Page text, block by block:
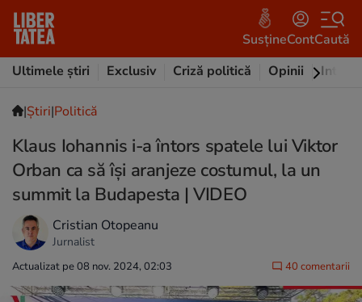
SusțineContCaută
Ultimele știri
Exclusiv Criză politică Opinii
|Ştiri|Politică
Klaus Iohannis i-a întors spatele lui Viktor
Orban ca să își aranjeze costumul, la un
summit la Budapesta | VIDEO
Cristian Otopeanu
Jurnalist
Actualizat pe 08 nov. 2024, 02:03 40 comentarii